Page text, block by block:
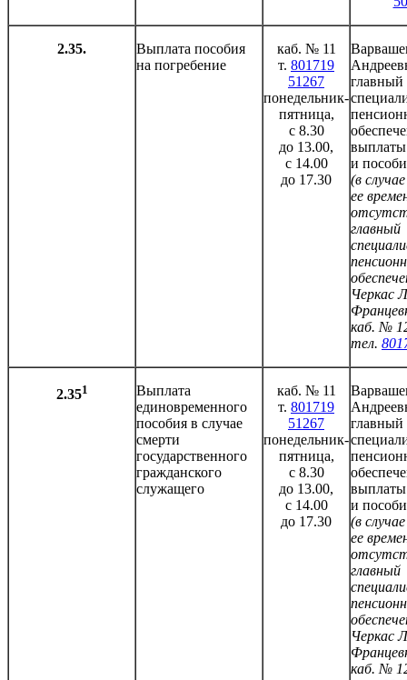
2.35.
Выплата пособия
на погребение
каб. № 11
т. 801719
51267
понедельник-
пятница,
с 8.30
до 13.00,
с 14.00
до 17.30
главный
и
(в случае
ее
главный
Черкас
каб. №
тел.
2.351
Выплата
единовременного
пособия в случае
смерти
государственного
гражданского
служащего
каб. № 11
т. 801719
51267
понедельник-
пятница,
с 8.30
до 13.00,
с 14.00
до 17.30
главный
и
(в случае
ее
главный
Черкас
каб. №